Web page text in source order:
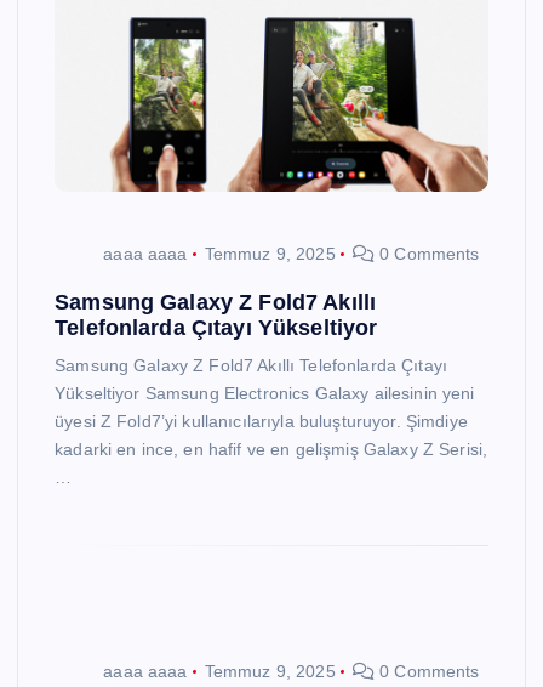
aaaa aaaa Temmuz 9, 2025 0 Comments
Samsung Galaxy Z Fold7 Akıllı
Telefonlarda Çıtayı Yükseltiyor
Samsung Galaxy Z Fold7 Akıllı Telefonlarda Çıtayı
Yükseltiyor Samsung Electronics Galaxy ailesinin yeni
üyesi Z Fold7’yi kullanıcılarıyla buluşturuyor. Şimdiye
kadarki en ince, en hafif ve en gelişmiş Galaxy Z Serisi,
aaaa aaaa Temmuz 9, 2025 0 Comments